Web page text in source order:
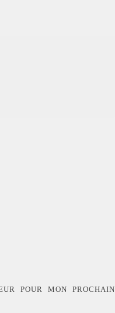
POUR MON PROCHAIN